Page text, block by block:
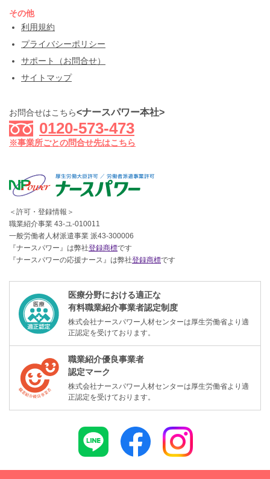
その他
利用規約
プライバシーポリシー
サポート（お問合せ）
サイトマップ
お問合せはこちら<ナースパワー本社>
0120-573-473
※事業所ごとの問合せ先はこちら
＜許可・登録情報＞
職業紹介事業 43-ユ-010011
一般労働者人材派遣事業 派43-300006
『ナースパワー』は弊社登録商標です
『ナースパワーの応援ナース』は弊社登録商標です
医療分野における適正な
有料職業紹介事業者認定制度
株式会社ナースパワー人材センターは厚生労働省より適
正認定を受けております。
職業紹介優良事業者
認定マーク
株式会社ナースパワー人材センターは厚生労働省より適
正認定を受けております。